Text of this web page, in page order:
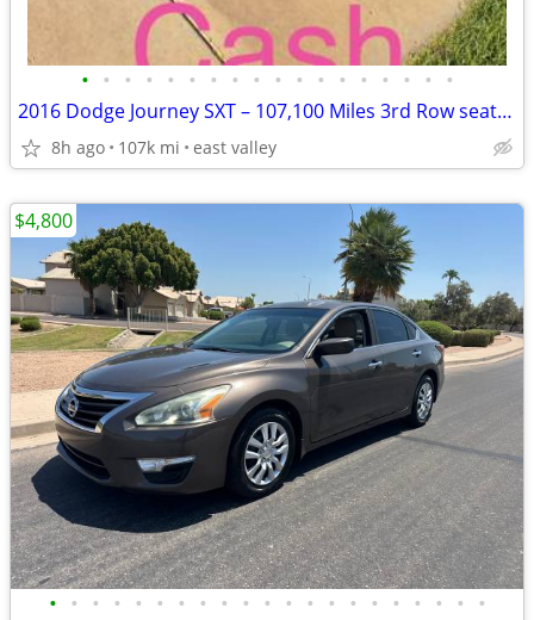
• • • • • • • • • • • • • • • • • •
2016 Dodge Journey SXT – 107,100 Miles 3rd Row seating
8h ago 107k mi east valley
• • • • • • • • • • • • • • • • • • • • •
$4,800